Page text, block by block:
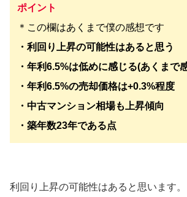
ポイント
＊この欄はあくまで僕の感想です
・利回り上昇の可能性はあると思う
・年利6.5%は低めに感じる(あくまで
・年利6.5%の売却価格は+0.3%程度
・中古マンション相場も上昇傾向
・築年数23年である点
利回り上昇の可能性はあると思います。